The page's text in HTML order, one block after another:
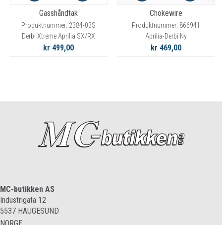
Gasshåndtak
Produktnummer: 2384-03S
Derbi Xtreme Aprilia SX/RX
kr 499,00
Chokewire
Produktnummer: 866941
Aprilia-Derbi Ny
kr 469,00
MC-butikken AS
Industrigata 12
5537 HAUGESUND